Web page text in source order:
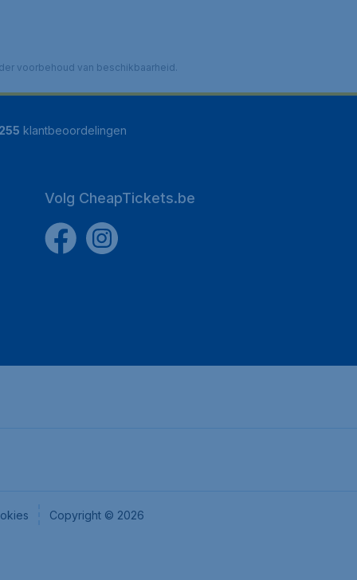
voorbehoud van beschikbaarheid.
klantbeoordelingen
Volg CheapTickets.be
Copyright © 2026